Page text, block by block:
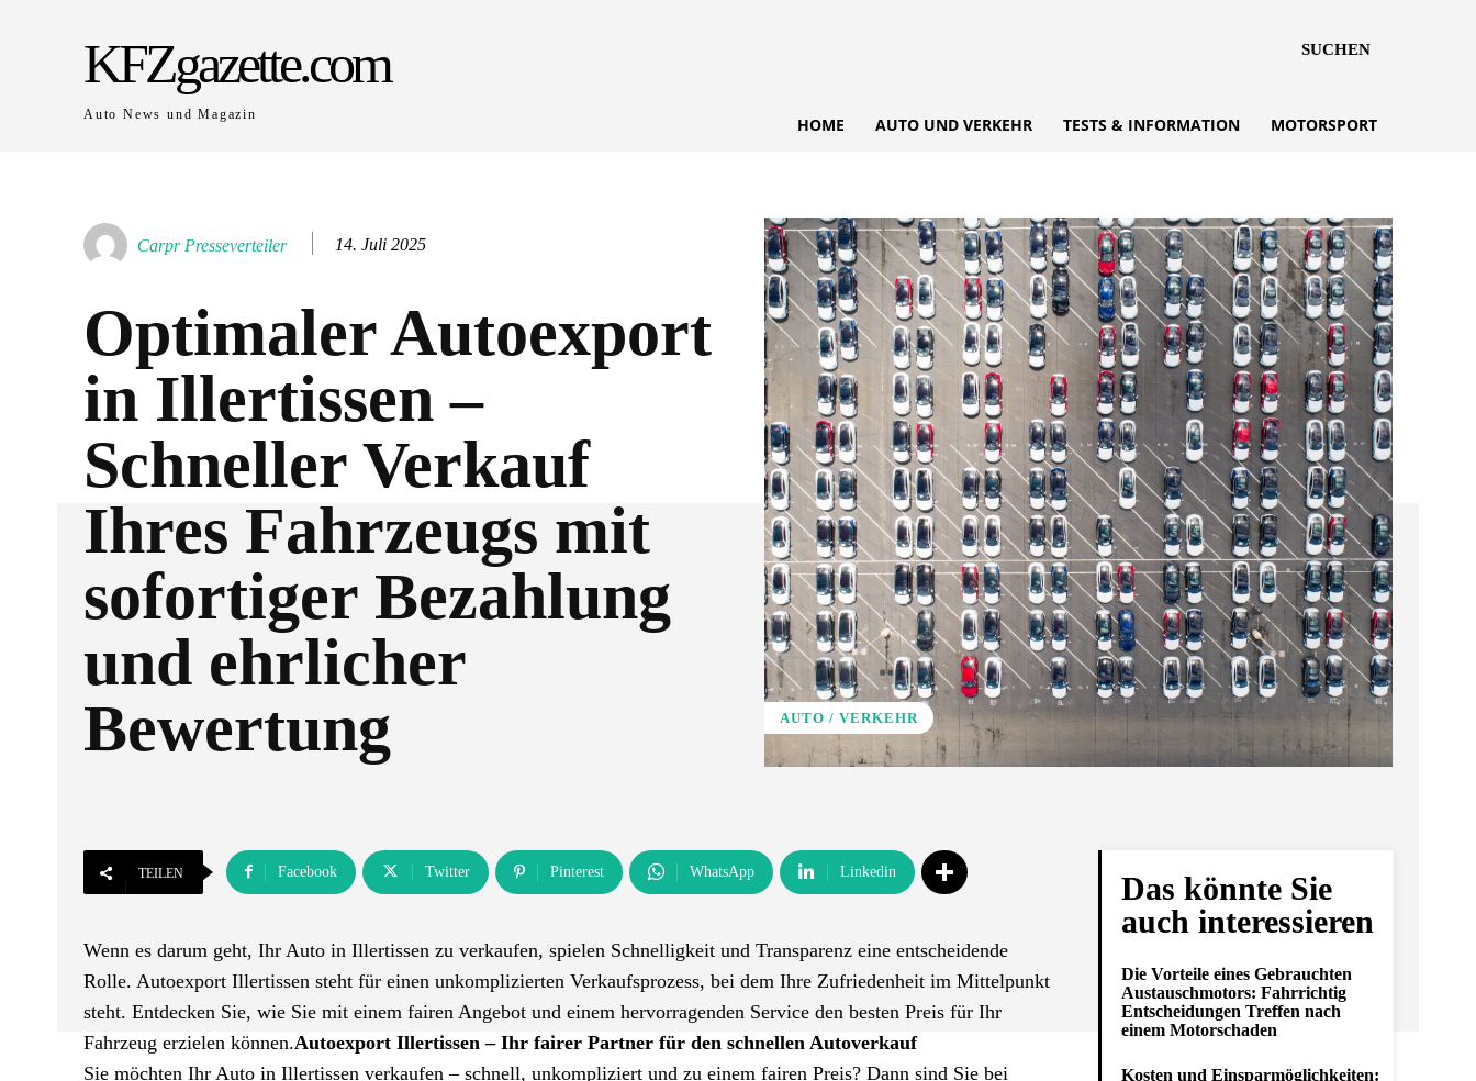
KFZgazette.com
Auto News und Magazin
SUCHEN
HOME AUTO UND VERKEHR TESTS & INFORMATION MOTORSPORT
Carpr Presseverteiler 14. Juli 2025
Optimaler Autoexport
in Illertissen –
Schneller Verkauf
Ihres Fahrzeugs mit
sofortiger Bezahlung
und ehrlicher
Bewertung
AUTO / VERKEHR
TEILEN Facebook Twitter Pinterest WhatsApp Linkedin
Wenn es darum geht, Ihr Auto in Illertissen zu verkaufen, spielen Schnelligkeit und Transparenz eine entscheidende
Rolle. Autoexport Illertissen steht für einen unkomplizierten Verkaufsprozess, bei dem Ihre Zufriedenheit im Mittelpunkt
steht. Entdecken Sie, wie Sie mit einem fairen Angebot und einem hervorragenden Service den besten Preis für Ihr
Fahrzeug erzielen können.Autoexport Illertissen – Ihr fairer Partner für den schnellen Autoverkauf
Sie möchten Ihr Auto in Illertissen verkaufen – schnell, unkompliziert und zu einem fairen Preis? Dann sind Sie bei
Das könnte Sie
auch interessieren
Die Vorteile eines Gebrauchten
Austauschmotors: Fahrrichtig
Entscheidungen Treffen nach
einem Motorschaden
Kosten und Einsparmöglichkeiten: